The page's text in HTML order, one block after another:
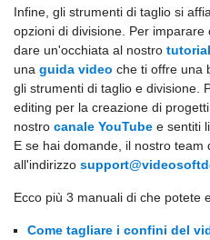
Infine, gli strumenti di taglio si
opzioni di divisione. Per
dare un'occhiata al nostro
una guida video che ti offre una
gli strumenti di taglio e divisione.
editing per la creazione di
nostro canale YouTube e sentiti
E se hai domande, il nostro team
all'indirizzo
Ecco più 3 manuali di che potete
Come tagliare i confini del